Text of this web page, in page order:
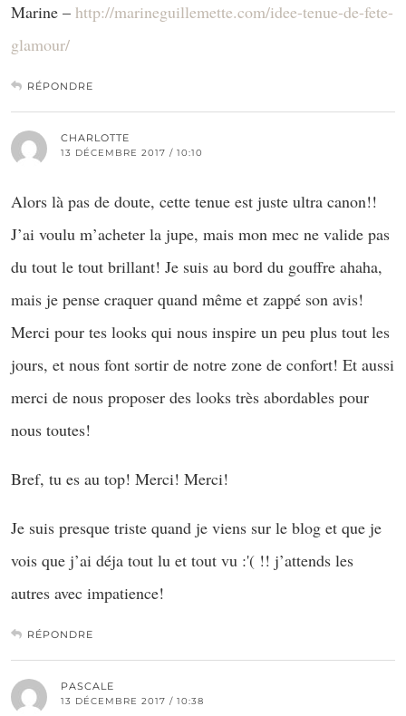
Marine – http://marineguillemette.com/idee-tenue-de-fete-
glamour/
RÉPONDRE
CHARLOTTE
13 DÉCEMBRE 2017 / 10:10
Alors là pas de doute, cette tenue est juste ultra canon!!
J’ai voulu m’acheter la jupe, mais mon mec ne valide pas
du tout le tout brillant! Je suis au bord du gouffre ahaha,
mais je pense craquer quand même et zappé son avis!
Merci pour tes looks qui nous inspire un peu plus tout les
jours, et nous font sortir de notre zone de confort! Et aussi
merci de nous proposer des looks très abordables pour
nous toutes!
Bref, tu es au top! Merci! Merci!
Je suis presque triste quand je viens sur le blog et que je
vois que j’ai déja tout lu et tout vu :'( !! j’attends les
autres avec impatience!
RÉPONDRE
PASCALE
13 DÉCEMBRE 2017 / 10:38